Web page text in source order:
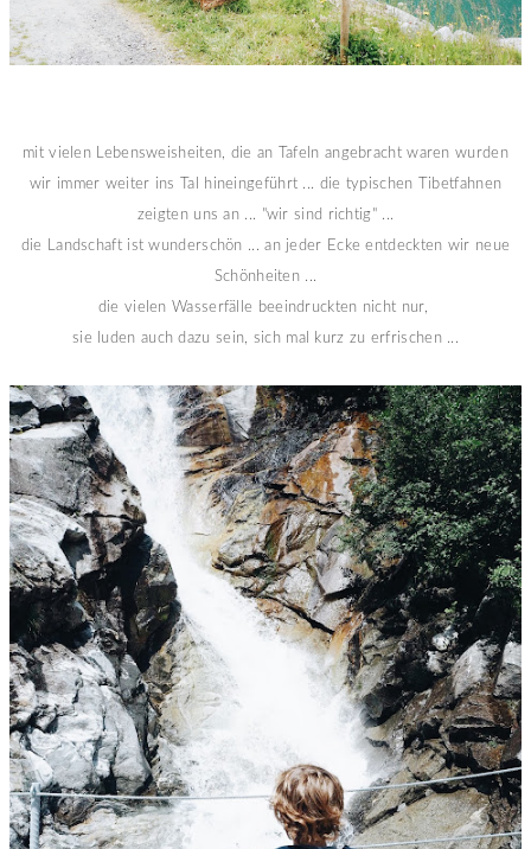
mit vielen Lebensweisheiten, die an Tafeln angebracht waren wurden
wir immer weiter ins Tal hineingeführt ... die typischen Tibetfahnen
zeigten uns an ... "wir sind richtig" ...
die Landschaft ist wunderschön ... an jeder Ecke entdeckten wir neue
Schönheiten ...
die vielen Wasserfälle beeindruckten nicht nur,
sie luden auch dazu sein, sich mal kurz zu erfrischen ...